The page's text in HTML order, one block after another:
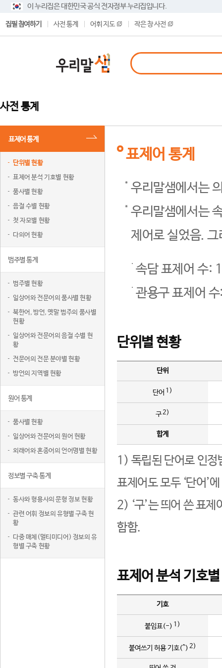
이 누리집은 대한민국 공식 전자정부 누리집입니다.
집필 참여하기 사전 통계 어휘 지도 작은 창 사전
사전 통계
표제어 통계
단위별 현황
표제어 분석 기호별 현황
품사별 현황
음절 수별 현황
첫 자모별 현황
다의어 현황
범주별 통계
범주별 현황
일상어와 전문어의 품사별 현황
북한어, 방언, 옛말 범주의 품사별
현황
일상어와 전문어의 음절 수별 현
황
전문어의 전문 분야별 현황
방언의 지역별 현황
원어 통계
품사별 현황
일상어와 전문어의 원어 현황
외래어와 혼종어의 언어명별 현황
정보별 구축 통계
동사와 형용사의 문형 정보 현황
관련 어휘 정보의 유형별 구축 현
황
다중 매체(멀티미디어) 정보의 유
형별 구축 현황
표제어 통계
우리말샘에서는
우리말샘에서는
제어로 실었음.
속담 표제어 수:
관용구 표제어
단위별 현황
단위
단어 1)
구2)
합계
1) 독립된 단어로 인정
표제어도 모두 ‘단어’
2) ‘구’는 띄어 쓴 표
함함.
표제어 분석 기호
기호
붙임표(-) 1)
붙여쓰기 허용 기호(^) 2)